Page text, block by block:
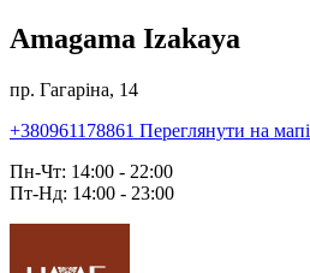
Amagama Izakaya
пр. Гагаріна, 14
+380961178861 Переглянути на мапі
Пн-Чт: 14:00 - 22:00
Пт-Нд: 14:00 - 23:00